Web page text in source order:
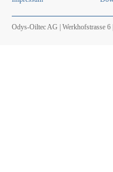
Odys-Oiltec AG | Werkhofstrasse